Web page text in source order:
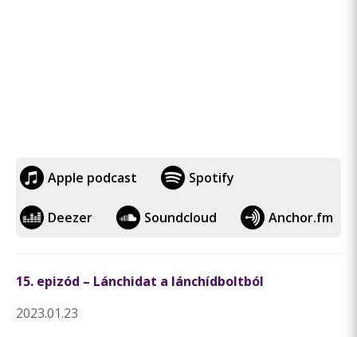
Apple podcast Spotify
Deezer Soundcloud Anchor.fm
15. epizód – Lánchidat a lánchídboltból
2023.01.23